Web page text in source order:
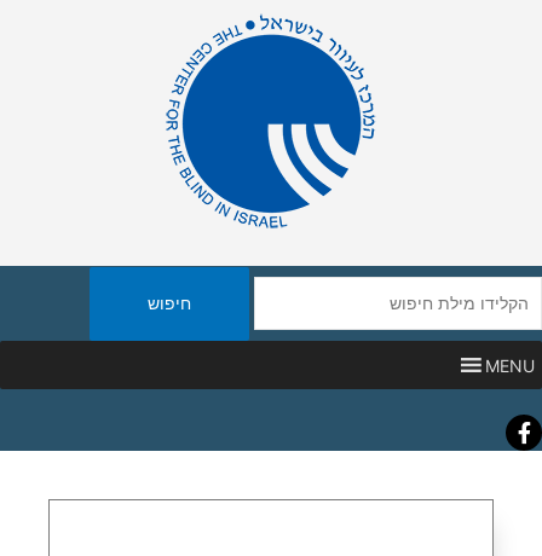
חיפוש
באתר
MENU
Facebook